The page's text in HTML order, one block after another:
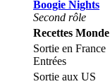
Boogie Nights
Second rôle
Recettes Monde
Sortie en France
Entrées
Sortie aux US